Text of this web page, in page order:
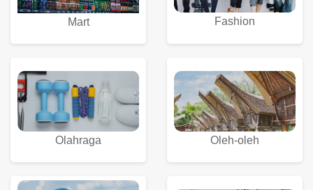
Mart Fashion
Olahraga Oleh-oleh